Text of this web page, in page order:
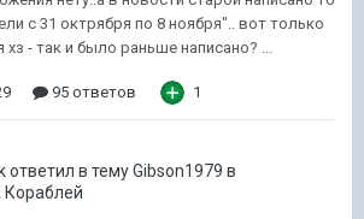
с 31 октрября по 8 ноября".. вот только
хз - так и было раньше написано? ...
95 ответов 1
в тему Gibson1979 в